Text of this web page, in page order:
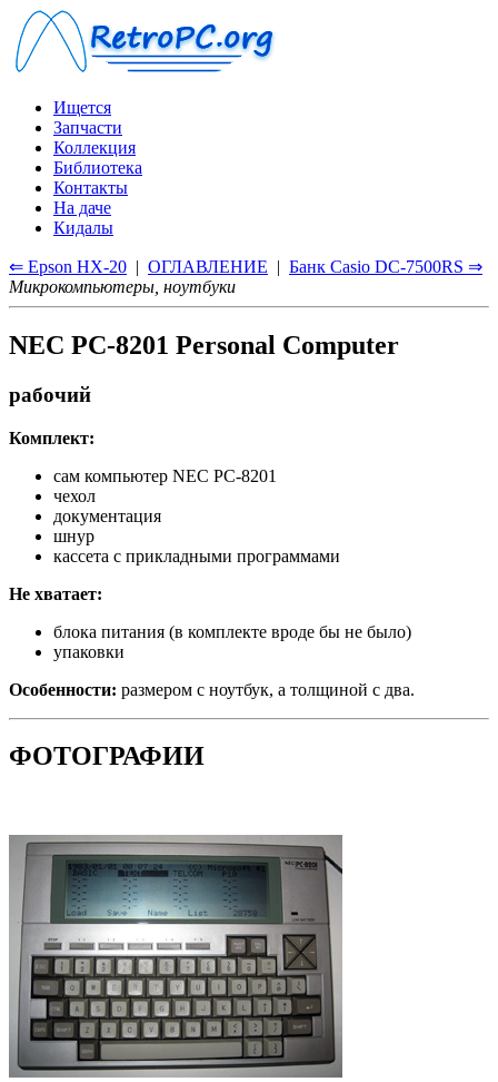
Ищется
Запчасти
Коллекция
Библиотека
Контакты
На даче
Кидалы
⇐ Epson HX-20 | ОГЛАВЛЕНИЕ | Банк Casio DC-7500RS ⇒
Микрокомпьютеры, ноутбуки
NEC PC-8201 Personal Computer
рабочий
Комплект:
сам компьютер NEC PC-8201
чехол
документация
шнур
кассета с прикладными программами
Не хватает:
блока питания (в комплекте вроде бы не было)
упаковки
Особенности: размером с ноутбук, а толщиной с два.
ФОТОГРАФИИ